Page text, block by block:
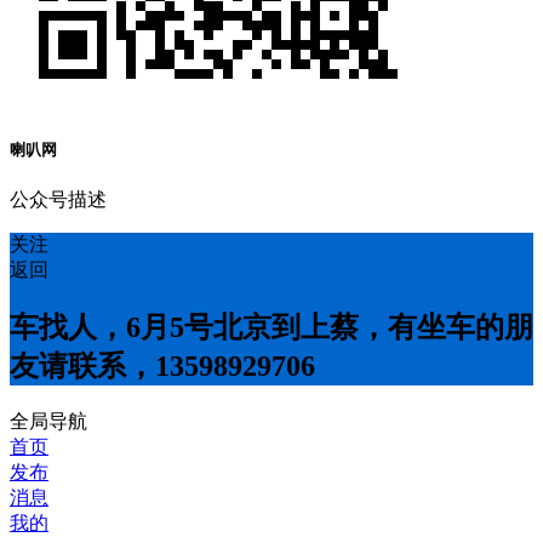
喇叭网
公众号描述
关注
返回
车找人，6月5号北京到上蔡，有坐车的朋
友请联系，13598929706
全局导航
首页
发布
消息
我的